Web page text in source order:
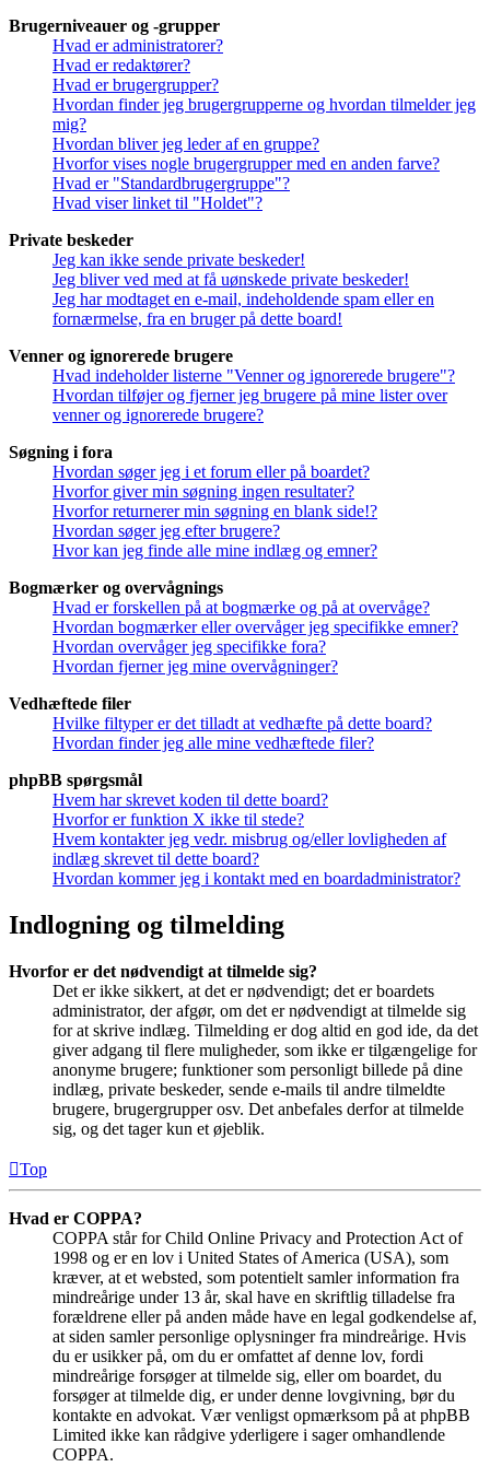
Brugerniveauer og -grupper
Hvad er administratorer?
Hvad er redaktører?
Hvad er brugergrupper?
Hvordan finder jeg brugergrupperne og hvordan tilmelder jeg
mig?
Hvordan bliver jeg leder af en gruppe?
Hvorfor vises nogle brugergrupper med en anden farve?
Hvad er "Standardbrugergruppe"?
Hvad viser linket til "Holdet"?
Private beskeder
Jeg kan ikke sende private beskeder!
Jeg bliver ved med at få uønskede private beskeder!
Jeg har modtaget en e-mail, indeholdende spam eller en
fornærmelse, fra en bruger på dette board!
Venner og ignorerede brugere
Hvad indeholder listerne "Venner og ignorerede brugere"?
Hvordan tilføjer og fjerner jeg brugere på mine lister over
venner og ignorerede brugere?
Søgning i fora
Hvordan søger jeg i et forum eller på boardet?
Hvorfor giver min søgning ingen resultater?
Hvorfor returnerer min søgning en blank side!?
Hvordan søger jeg efter brugere?
Hvor kan jeg finde alle mine indlæg og emner?
Bogmærker og overvågnings
Hvad er forskellen på at bogmærke og på at overvåge?
Hvordan bogmærker eller overvåger jeg specifikke emner?
Hvordan overvåger jeg specifikke fora?
Hvordan fjerner jeg mine overvågninger?
Vedhæftede filer
Hvilke filtyper er det tilladt at vedhæfte på dette board?
Hvordan finder jeg alle mine vedhæftede filer?
phpBB spørgsmål
Hvem har skrevet koden til dette board?
Hvorfor er funktion X ikke til stede?
Hvem kontakter jeg vedr. misbrug og/eller lovligheden af
indlæg skrevet til dette board?
Hvordan kommer jeg i kontakt med en boardadministrator?
Indlogning og tilmelding
Hvorfor er det nødvendigt at tilmelde sig?
Det er ikke sikkert, at det er nødvendigt; det er boardets
administrator, der afgør, om det er nødvendigt at tilmelde sig
for at skrive indlæg. Tilmelding er dog altid en god ide, da det
giver adgang til flere muligheder, som ikke er tilgængelige for
anonyme brugere; funktioner som personligt billede på dine
indlæg, private beskeder, sende e-mails til andre tilmeldte
brugere, brugergrupper osv. Det anbefales derfor at tilmelde
sig, og det tager kun et øjeblik.
Top
Hvad er COPPA?
COPPA står for Child Online Privacy and Protection Act of
1998 og er en lov i United States of America (USA), som
kræver, at et websted, som potentielt samler information fra
mindreårige under 13 år, skal have en skriftlig tilladelse fra
forældrene eller på anden måde have en legal godkendelse af,
at siden samler personlige oplysninger fra mindreårige. Hvis
du er usikker på, om du er omfattet af denne lov, fordi
mindreårige forsøger at tilmelde sig, eller om boardet, du
forsøger at tilmelde dig, er under denne lovgivning, bør du
kontakte en advokat. Vær venligst opmærksom på at phpBB
Limited ikke kan rådgive yderligere i sager omhandlende
COPPA.